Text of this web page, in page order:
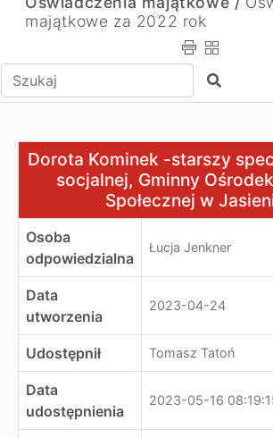
majątkowe za 2022 rok
Wpisz tekst do wyszukania Szukaj
Dorota Kominek -starszy specjalista
Dorota Kominek -starszy
socjalnej, Gminny
Społecznej w
Osoba
odpowiedzialna
Łucja Jenkner
Data
utworzenia
2023-04-24
Udostępnił Tomasz Tatoń
Data
udostępnienia
2023-05-16